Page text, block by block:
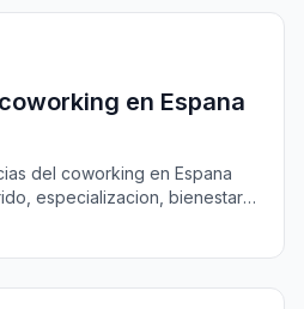
en Espana
del coworking en Espana
especializacion, bienestar,